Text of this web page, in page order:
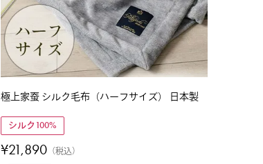
極上家蚕 シルク毛布（ハーフサイズ） 日本製
シルク100%
¥21,890 税込